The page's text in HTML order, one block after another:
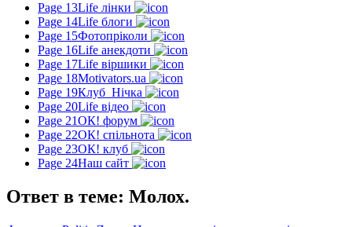
Page 13Life лінки
Page 14Life блоги
Page 15Фотопріколи
Page 16Life анекдоти
Page 17Life віршики
Page 18Motivators.ua
Page 19Клуб_Нічка
Page 20Life відео
Page 21ОК! форум
Page 22ОК! спільнота
Page 23ОК! клуб
Page 24Наш сайт
Ответ в теме: Молох.